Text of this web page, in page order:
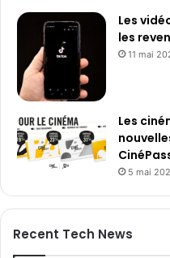
Les
les
11 mai
Les
5 mai
Recent Tech News